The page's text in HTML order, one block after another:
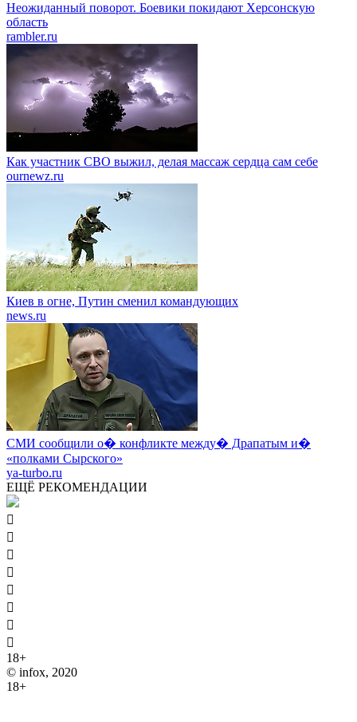
Неожиданный поворот. Боевики покидают Херсонскую
область
rambler.ru
Как участник СВО выжил, делая массаж сердца сам себе
ournewz.ru
Киев в огне, Путин сменил командующих
news.ru
СМИ сообщили о� конфликте между� Драпатым и�
«полками Сырского»
ya-turbo.ru
ЕЩЁ РЕКОМЕНДАЦИИ








18+
© infox, 2020
18+